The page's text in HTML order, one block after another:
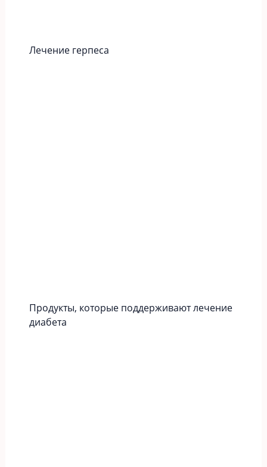
Лечение герпеса
Продукты, которые поддерживают лечение
диабета